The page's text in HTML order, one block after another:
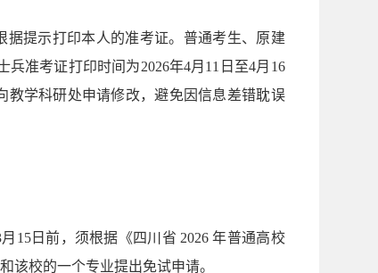
据提示打印本人的准考证。普通考生、原建
准考证打印时间为2026年4月11日至4月16
教学科研处申请修改，避免因信息差错耽误
15日前，须根据《四川省 2026 年普通高校
该校的一个专业提出免试申请。